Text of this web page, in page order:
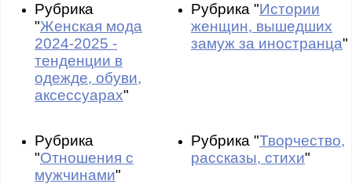
Рубрика
"Женская мода
2024-2025 -
тенденции в
одежде, обуви,
аксессуарах"
Рубрика "Истории
женщин, вышедших
замуж за иностранца"
Рубрика
"Отношения с
мужчинами"
Рубрика "Творчество,
рассказы, стихи"